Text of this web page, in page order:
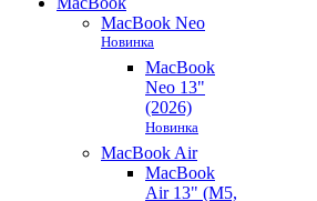
MacBook Neo
Новинка
MacBook
Neo 13"
(2026)
Новинка
MacBook Air
MacBook
Air 13" (M5,